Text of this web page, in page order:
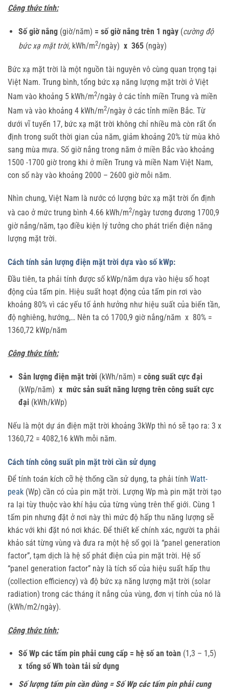
Công thức tính:
Số giờ nắng(giờ/năm) = số giờ nắng trên 1 ngày(cường độ
bức xạ mặt trời,kWh/m2/ngày) x 365(ngày)
Bức xạ mặt trời là một nguồn tài nguyên vô cùng quan trọng tại
Việt Nam. Trung bình, tổng bức xạ năng lượng mặt trời ở Việt
Nam vào khoảng 5 kWh/m2/ngày ở các tỉnh miền Trung và miền
Nam và vào khoảng 4 kWh/m2/ngày ở các tỉnh miền Bắc. Từ
dưới vĩ tuyến 17, bức xạ mặt trời không chỉ nhiều mà còn rất ổn
định trong suốt thời gian của năm, giảm khoảng 20% từ mùa khô
sang mùa mưa. Số giờ nắng trong năm ở miền Bắc vào khoảng
1500 -1700 giờ trong khi ở miền Trung và miền Nam Việt Nam,
con số này vào khoảng 2000 – 2600 giờ mỗi năm.
Nhìn chung, Việt Nam là nước có lượng bức xạ mặt trời ổn định
và cao ở mức trung bình 4.66 kWh/m2/ngày tương đương 1700,9
giờ nắng/năm, tạo điều kiện lý tưởng cho phát triển điện năng
lượng mặt trời.
Cách tính sản lượng điện mặt trời dựa vào số kWp:
Đầu tiên, ta phải tính được số kWp/năm dựa vào hiệu số hoạt
động của tấm pin. Hiệu suất hoạt động của tấm pin rơi vào
khoảng 80% vì các yếu tố ảnh hưởng như hiệu suất của biến tần,
độ nghiêng, hướng,… Nên ta có 1700,9 giờ nắng/năm x 80% =
1360,72 kWp/năm
Công thức tính:
Sản lượng điện mặt trời (kWh/năm) = công suất cực đại
(kWp/năm) x mức sản suất năng lượng trên công suất cực
đại (kWh/kWp)
Nếu là một dự án điện mặt trời khoảng 3kWp thì nó sẽ tạo ra: 3 x
1360,72 = 4082,16 kWh mỗi năm.
Cách tính công suất pin mặt trời cần sử dụng
Để tính toán kích cỡ hệ thống cần sử dụng, ta phải tính Watt-
peak (Wp) cần có của pin mặt trời. Lượng Wp mà pin mặt trời tạo
ra lại tùy thuộc vào khí hậu của từng vùng trên thế giới. Cùng 1
tấm pin nhưng đặt ở nơi này thì mức độ hấp thu năng lượng sẽ
khác với khi đặt nó nơi khác. Để thiết kế chính xác, người ta phải
khảo sát từng vùng và đưa ra một hệ số gọi là “panel generation
factor”, tạm dịch là hệ số phát điện của pin mặt trời. Hệ số
“panel generation factor” này là tích số của hiệu suất hấp thu
(collection efficiency) và độ bức xạ năng lượng mặt trời (solar
radiation) trong các tháng ít nắng của vùng, đơn vị tính của nó là
(kWh/m2/ngày).
Công thức tính:
Số Wp các tấm pin phải cung cấp = hệ số an toàn (1,3 – 1,5)
x tổng số Wh toàn tải sử dụng
Số lượng tấm pin cần dùng = Số Wp các tấm pin phải cung